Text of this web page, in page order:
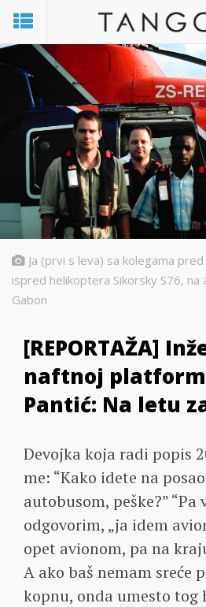
Ja (prvi s leva) sa kolegama
ispred helikoptera Sikorsky S76,
Gabon
[REPORTAŽA]
naftnoj
Pantić: Na letu
Devojka koja radi popis
me: “Kako idete na
autobusom, peške?” “Pa
odgovorim, „ja idem
opet avionom, pa na
A ako baš nemam sreće
kopnu, onda umesto tog